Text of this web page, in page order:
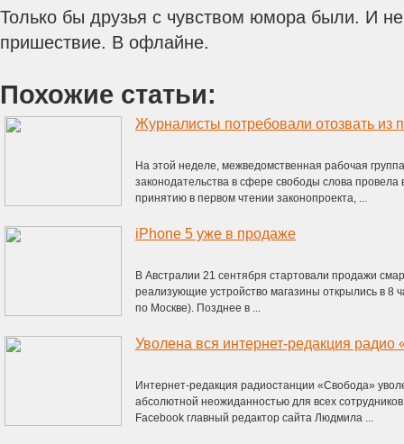
Только бы друзья с чувством юмора были. И
пришествие. В офлайне.
Похожие статьи:
На этой неделе, межведомственная рабочая
законодательства в сфере свободы слова
принятию в первом чтении законопроекта, ...
iPhone 5 уже в продаже
В Австралии 21 сентября стартовали продажи
реализующие устройство магазины открылись в 8
по Москве). Позднее в ...
Уволена вся интернет-редакция радио
Интернет-редакция радиостанции «Свобода»
абсолютной неожиданностью для всех
Facebook главный редактор сайта Людмила ...